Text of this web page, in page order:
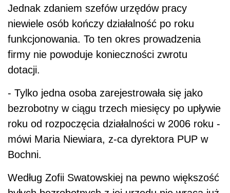
Jednak zdaniem szefów urzędów pracy
niewiele osób kończy działalność po roku
funkcjonowania. To ten okres prowadzenia
firmy nie powoduje konieczności zwrotu
dotacji.
- Tylko jedna osoba zarejestrowała się jako
bezrobotny w ciągu trzech miesięcy po upływie
roku od rozpoczęcia działalności w 2006 roku -
mówi Maria Niewiara, z-ca dyrektora PUP w
Bochni.
Według Zofii Swatowskiej na pewno większość